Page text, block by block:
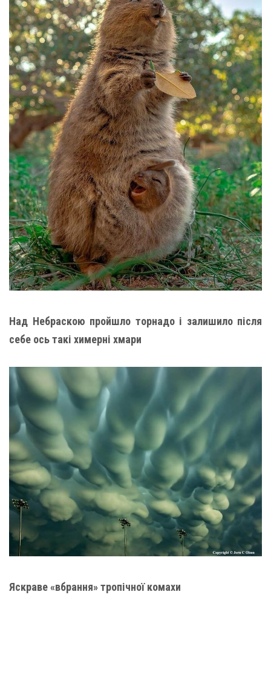
Над Небраскою пройшло торнадо і залишило після
себе ось такі химерні хмари
Яскраве «вбрання» тропічної комахи